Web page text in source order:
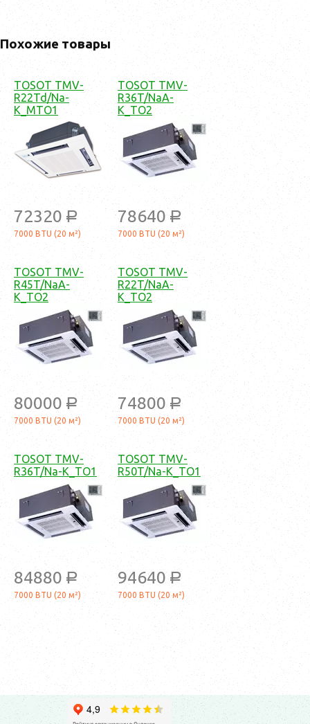
Похожие товары
TOSOT TMV-
R22Td/Na-
K_MTO1
72320 a
7000 BTU (20 м²)
TOSOT TMV-
R36T/NaA-
K_TO2
78640 a
7000 BTU (20 м²)
TOSOT TMV-
R45T/NaA-
K_TO2
80000 a
7000 BTU (20 м²)
TOSOT TMV-
R22T/NaA-
K_TO2
74800 a
7000 BTU (20 м²)
TOSOT TMV-
R36T/Na-K_TO1
84880 a
7000 BTU (20 м²)
TOSOT TMV-
R50T/Na-K_TO1
94640 a
7000 BTU (20 м²)